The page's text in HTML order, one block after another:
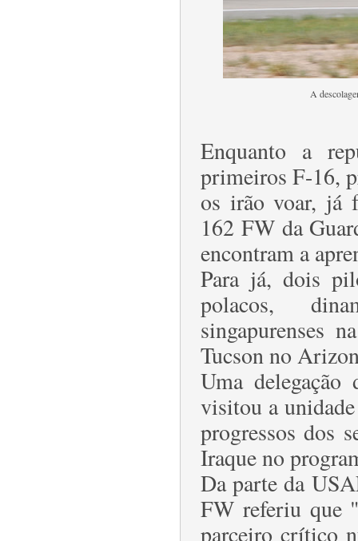
A
Enquanto a
primeiros F-16,
os irão voar, já
162 FW da
encontram a
Para já, dois
polacos,
singapurenses
Tucson no
Uma delegação
visitou a
progressos dos
Iraque no
Da parte da
FW referiu que
parceiro crítico